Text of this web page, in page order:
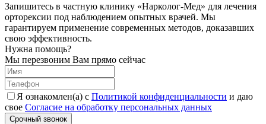
Запишитесь в частную клинику «Нарколог-Мед» для лечения
орторексии под наблюдением опытных врачей. Мы
гарантируем применение современных методов, доказавших
свою эффективность.
Нужна помощь?
Мы перезвоним Вам прямо сейчас
Я ознакомлен(а) с Политикой конфиденциальности и даю
свое Согласие на обработку персональных данных
Срочный звонок